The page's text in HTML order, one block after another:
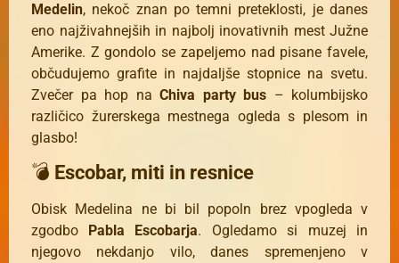
Medelin, nekoč znan po temni preteklosti, je danes
eno najživahnejših in najbolj inovativnih mest Južne
Amerike. Z gondolo se zapeljemo nad pisane favele,
občudujemo grafite in najdaljše stopnice na svetu.
Zvečer pa hop na Chiva party bus – kolumbijsko
različico žurerskega mestnega ogleda s plesom in
glasbo!
💣 Escobar, miti in resnice
Obisk Medelina ne bi bil popoln brez vpogleda v
zgodbo
Pabla Escobarja. Ogledamo si muzej in
njegovo nekdanjo vilo, danes spremenjeno v